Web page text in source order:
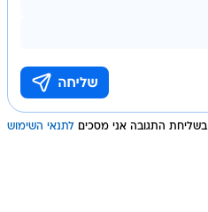
בשליחת התגובה אני מסכים לתנאי השימוש